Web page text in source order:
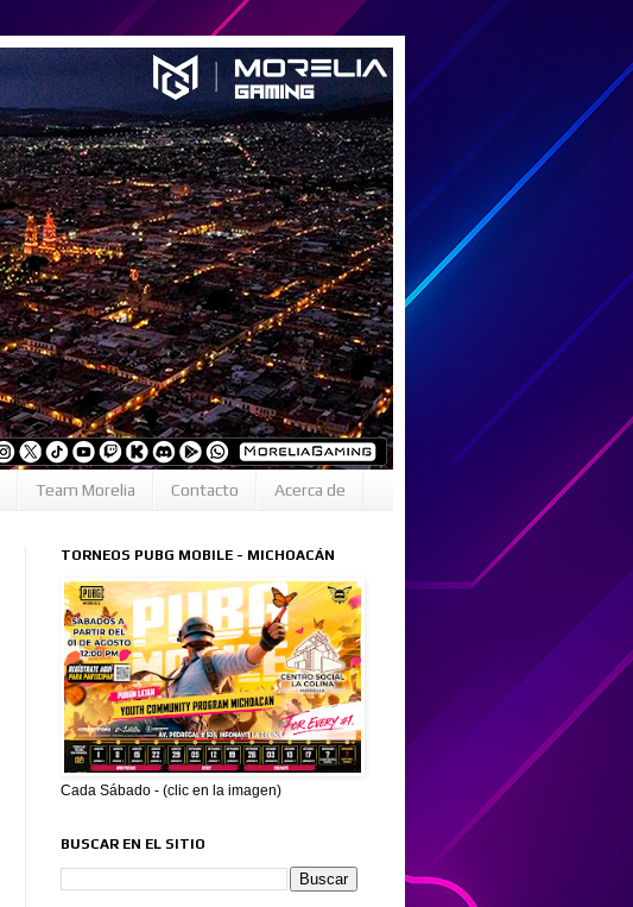
Team Morelia Contacto Acerca de
TORNEOS PUBG MOBILE - MICHOACÁN
Cada Sábado - (clic en la imagen)
BUSCAR EN EL SITIO